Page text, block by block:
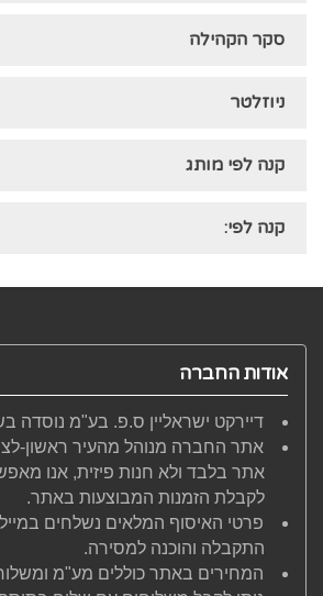
סקר הקהילה
ניוזלטר
קנה לפי מותג
קנה לפי:
אודות החברה
דיירקט ישראליין ס.פ. בע"מ נוסדה בשנת
אתר החברה מנוהל מהעיר ראשון-
אתר בלבד ולא חנות פיזית, אנו
לקבלת הזמנות המבוצעות באתר.
פרטי האיסוף המלאים נשלחים
התקבלה והוכנה למסירה.
המחירים באתר כוללים מע"מ